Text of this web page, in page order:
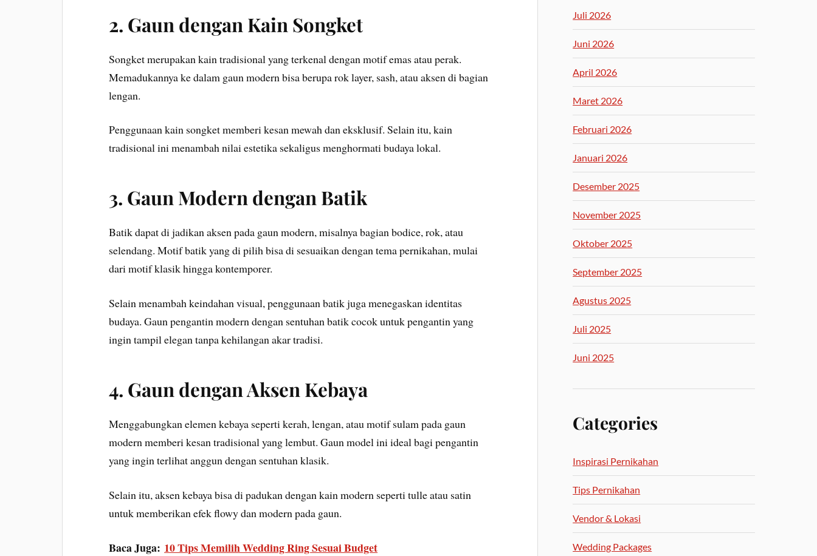
2. Gaun dengan Kain Songket
Songket merupakan kain tradisional yang terkenal dengan motif emas atau perak.
Memadukannya ke dalam gaun modern bisa berupa rok layer, sash, atau aksen di bagian
lengan.
Penggunaan kain songket memberi kesan mewah dan eksklusif. Selain itu, kain
tradisional ini menambah nilai estetika sekaligus menghormati budaya lokal.
3. Gaun Modern dengan Batik
Batik dapat di jadikan aksen pada gaun modern, misalnya bagian bodice, rok, atau
selendang. Motif batik yang di pilih bisa di sesuaikan dengan tema pernikahan, mulai
dari motif klasik hingga kontemporer.
Selain menambah keindahan visual, penggunaan batik juga menegaskan identitas
budaya. Gaun pengantin modern dengan sentuhan batik cocok untuk pengantin yang
ingin tampil elegan tanpa kehilangan akar tradisi.
4. Gaun dengan Aksen Kebaya
Menggabungkan elemen kebaya seperti kerah, lengan, atau motif sulam pada gaun
modern memberi kesan tradisional yang lembut. Gaun model ini ideal bagi pengantin
yang ingin terlihat anggun dengan sentuhan klasik.
Selain itu, aksen kebaya bisa di padukan dengan kain modern seperti tulle atau satin
untuk memberikan efek flowy dan modern pada gaun.
Baca Juga: 10 Tips Memilih Wedding Ring Sesuai Budget
Juli 2026
Juni 2026
April 2026
Maret 2026
Februari 2026
Januari 2026
Desember 2025
November 2025
Oktober 2025
September 2025
Agustus 2025
Juli 2025
Juni 2025
Categories
Inspirasi Pernikahan
Tips Pernikahan
Vendor & Lokasi
Wedding Packages